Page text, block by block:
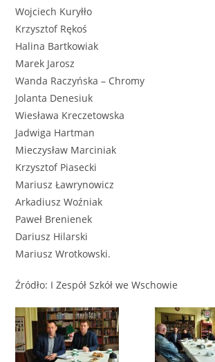
Wojciech Kuryłło
Krzysztof Rękoś
Halina Bartkowiak
Marek Jarosz
Wanda Raczyńska – Chromy
Jolanta Denesiuk
Wiesława Kreczetowska
Jadwiga Hartman
Mieczysław Marciniak
Krzysztof Piasecki
Mariusz Ławrynowicz
Arkadiusz Woźniak
Paweł Brenienek
Dariusz Hilarski
Mariusz Wrotkowski.
Źródło: I Zespół Szkół we Wschowie